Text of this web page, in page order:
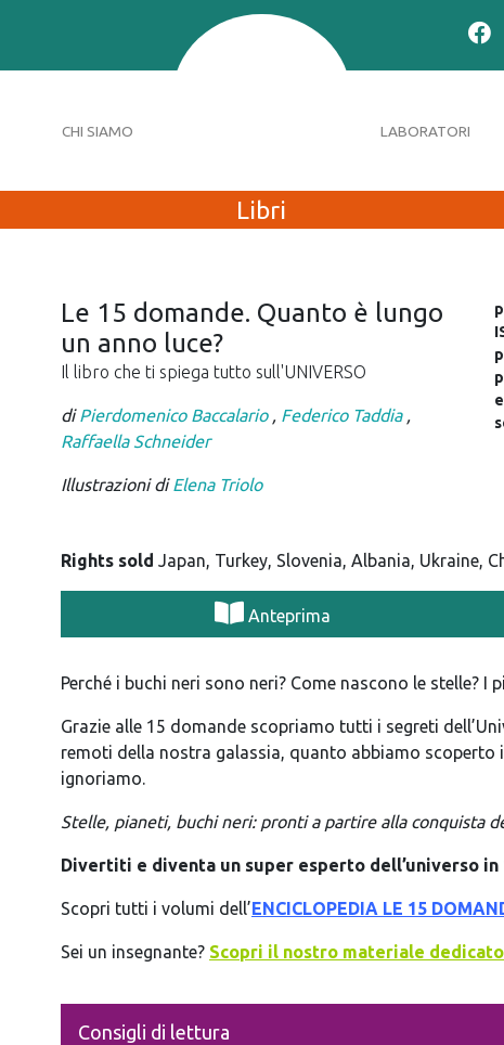
CHI SIAMO LABORATORI
Libri
Le 15 domande. Quanto è lungo
un anno luce?
Il libro che ti spiega tutto sull'UNIVERSO
diPierdomenico Baccalario , Federico Taddia ,
Raffaella Schneider
Illustrazioni diElena Triolo
Rights sold Japan, Turkey, Slovenia, Albania, Ukraine,
Anteprima
Perché i buchi neri sono neri? Come nascono le stelle? I
Grazie alle 15 domande scopriamo tutti i segreti
remoti della nostra galassia, quanto abbiamo scoperto
ignoriamo.
Stelle, pianeti, buchi neri: pronti a partire alla conquista
Divertiti e diventa un super esperto dell’universo in
Scopri tutti i volumi dell’ENCICLOPEDIA LE 15
Sei un insegnante? Scopri il nostro materiale
Consigli di lettura